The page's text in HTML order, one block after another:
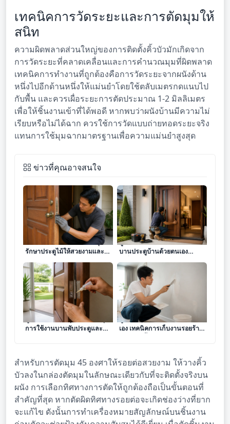
เทคนิคการวัดระยะและการตัดมุมให้
สนิท
ความผิดพลาดส่วนใหญ่ของการติดตั้งคิ้วบัวมักเกิดจาก
การวัดระยะที่คลาดเคลื่อนและการคำนวณมุมที่ผิดพลาด
เทคนิคการทำงานที่ถูกต้องคือการวัดระยะจากผนังด้าน
หนึ่งไปอีกด้านหนึ่งให้แม่นยำโดยใช้ตลับเมตรกดแนบไป
กับพื้น และควรเผื่อระยะการตัดประมาณ 1-2 มิลลิเมตร
เพื่อให้ชิ้นงานเข้าที่ได้พอดี หากพบว่าผนังบ้านมีความไม่
เรียบหรือไม่ได้ฉาก ควรใช้การวัดแบบถ่ายทอดระยะจริง
แทนการใช้มุมฉากมาตรฐานเพื่อความแม่นยำสูงสุด
ข่าวที่คุณอาจสนใจ
ศิลปะการซ่อมแซมและบำรุง
รักษาประตูไม้ให้สวยงามและ
แน่นหนาเพื่อความปลอดภัย
ภายในบ้าน
คู่มือการรีโนเวทและเปลี่ยน
บานประตูบ้านด้วยตนเอง
เปลี่ยนโฉมหน้าใหม่ให้บ้านดูหรู
หราและปลอดภัยยิ่งขึ้น
คู่มือการซ่อมบำรุงและยืดอายุ
การใช้งานบานพับประตูและ
คู่มือซ่อมแซมสีผนังบ้านด้วยตัว
เอง เทคนิคการเก็บงานรอยร้าว
สำหรับการตัดมุม 45 องศาให้รอยต่อสวยงาม ให้วางคิ้ว
บัวลงในกล่องตัดมุมในลักษณะเดียวกับที่จะติดตั้งจริงบน
ผนัง การเลือกทิศทางการตัดให้ถูกต้องถือเป็นขั้นตอนที่
สำคัญที่สุด หากตัดผิดทิศทางรอยต่อจะเกิดช่องว่างที่ยาก
จะแก้ไข ดังนั้นการทำเครื่องหมายสัญลักษณ์บนชิ้นงาน